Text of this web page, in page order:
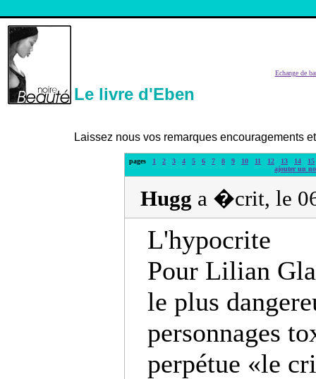
Echange de
Le livre d'Eben
Laissez nous vos remarques encouragements
pages 1 2 3 4 5 6 7 8 9 10 11 12 13 14
15
ajouter un
Hugg a �crit, le
L'hypocrite
Pour Lilian
le plus
personnages
perpétue «le